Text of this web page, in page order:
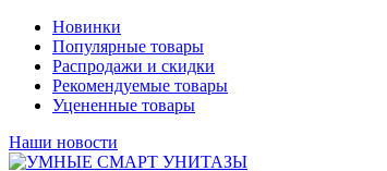
Новинки
Популярные товары
Распродажи и скидки
Рекомендуемые товары
Уцененные товары
Наши новости